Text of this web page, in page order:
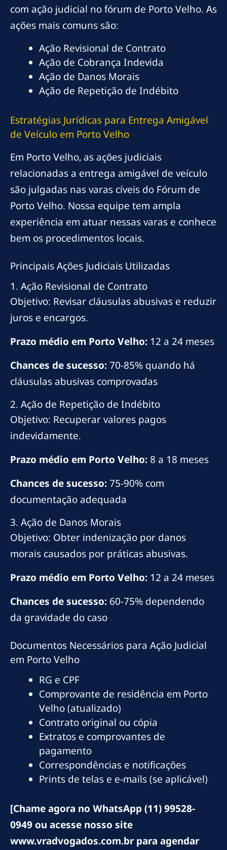
com ação judicial no fórum de Porto Velho. As
ações mais comuns são:
Ação Revisional de Contrato
Ação de Cobrança Indevida
Ação de Danos Morais
Ação de Repetição de Indébito
Estratégias Jurídicas para Entrega Amigável
de Veículo em Porto Velho
Em Porto Velho, as ações judiciais
relacionadas a entrega amigável de veículo
são julgadas nas varas cíveis do Fórum de
Porto Velho. Nossa equipe tem ampla
experiência em atuar nessas varas e conhece
bem os procedimentos locais.
Principais Ações Judiciais Utilizadas
1. Ação Revisional de Contrato
Objetivo: Revisar cláusulas abusivas e reduzir
juros e encargos.
Prazo médio em Porto Velho: 12 a 24 meses
Chances de sucesso: 70-85% quando há
cláusulas abusivas comprovadas
2. Ação de Repetição de Indébito
Objetivo: Recuperar valores pagos
indevidamente.
Prazo médio em Porto Velho: 8 a 18 meses
Chances de sucesso: 75-90% com
documentação adequada
3. Ação de Danos Morais
Objetivo: Obter indenização por danos
morais causados por práticas abusivas.
Prazo médio em Porto Velho: 12 a 24 meses
Chances de sucesso: 60-75% dependendo
da gravidade do caso
Documentos Necessários para Ação Judicial
em Porto Velho
RG e CPF
Comprovante de residência em Porto
Velho (atualizado)
Contrato original ou cópia
Extratos e comprovantes de
pagamento
Correspondências e notificações
Prints de telas e e-mails (se aplicável)
[Chame agora no WhatsApp (11) 99528-
0949 ou acesse nosso site
www.vradvogados.com.br para agendar